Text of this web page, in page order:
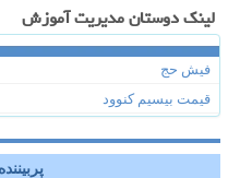
لینک دوستان مدیریت آموزش
فیش حج
قیمت بیسیم کنوود